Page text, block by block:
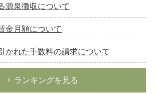
源泉徴収について
金月額について
かれた手数料の請求について
ランキングを見る